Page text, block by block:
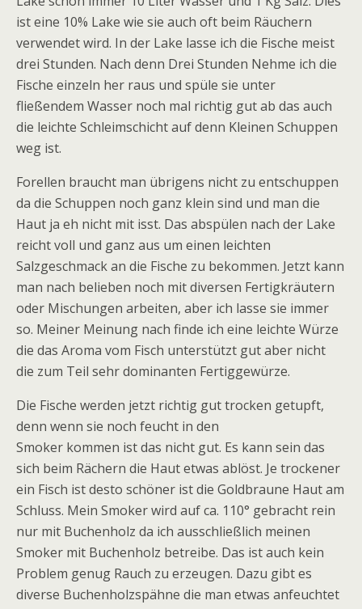
ist eine 10% Lake wie sie auch oft beim Räuchern
verwendet wird. In der Lake lasse ich die Fische meist
drei Stunden. Nach denn Drei Stunden Nehme ich die
Fische einzeln her raus und spüle sie unter
fließendem Wasser noch mal richtig gut ab das auch
die leichte Schleimschicht auf denn Kleinen Schuppen
weg ist.
Forellen braucht man übrigens nicht zu entschuppen
da die Schuppen noch ganz klein sind und man die
Haut ja eh nicht mit isst. Das abspülen nach der Lake
reicht voll und ganz aus um einen leichten
Salzgeschmack an die Fische zu bekommen. Jetzt kann
man nach belieben noch mit diversen Fertigkräutern
oder Mischungen arbeiten, aber ich lasse sie immer
so. Meiner Meinung nach finde ich eine leichte Würze
die das Aroma vom Fisch unterstützt gut aber nicht
die zum Teil sehr dominanten Fertiggewürze.
Die Fische werden jetzt richtig gut trocken getupft,
denn wenn sie noch feucht in den
Smoker kommen ist das nicht gut. Es kann sein das
sich beim Rächern die Haut etwas ablöst. Je trockener
ein Fisch ist desto schöner ist die Goldbraune Haut am
Schluss. Mein Smoker wird auf ca. 110° gebracht rein
nur mit Buchenholz da ich ausschließlich meinen
Smoker mit Buchenholz betreibe. Das ist auch kein
Problem genug Rauch zu erzeugen. Dazu gibt es
diverse Buchenholzspähne die man etwas anfeuchtet